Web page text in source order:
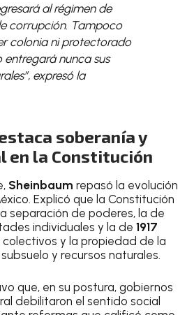
al régimen de
corrupción. Tampoco
colonia ni protectorado
entregará nunca sus
expresó la
soberanía y
en la Constitución
Sheinbaum repasó la evolución
Explicó que la Constitución
separación de poderes, la de
individuales y la de1917
y la propiedad de la
y recursos naturales.
que, en su postura, gobiernos
debilitaron el sentido social